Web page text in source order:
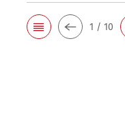
1 / 10